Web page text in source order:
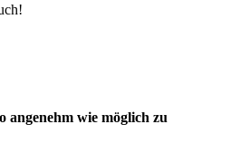
angenehm wie möglich zu